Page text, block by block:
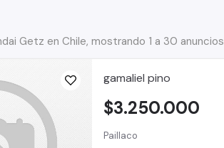
Getz en Chile, mostrando 1 a 30 anuncios
gamaliel pino
Paillaco
$3.250.000